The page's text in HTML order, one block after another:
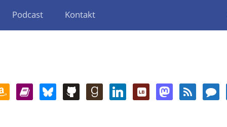
Podcast Kontakt